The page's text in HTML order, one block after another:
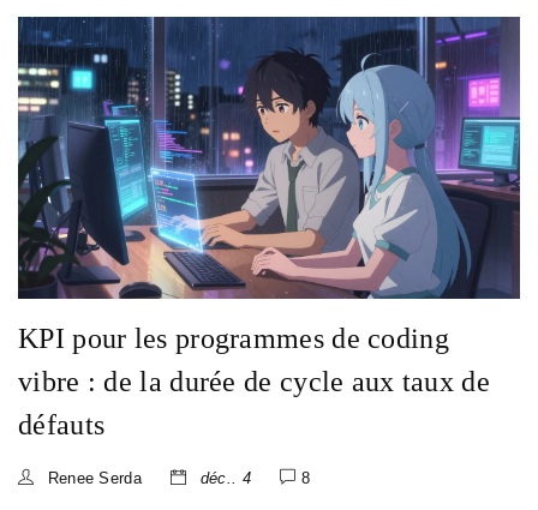
KPI pour les programmes de coding
vibre : de la durée de cycle aux taux de
défauts
Renee Serda déc.. 4 8